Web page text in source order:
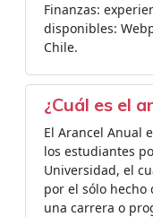
Finanzas:
disponibles:
Chile.
¿Cuál es el
El Arancel Anual
los estudiantes
Universidad, el
por el sólo
una carrera o